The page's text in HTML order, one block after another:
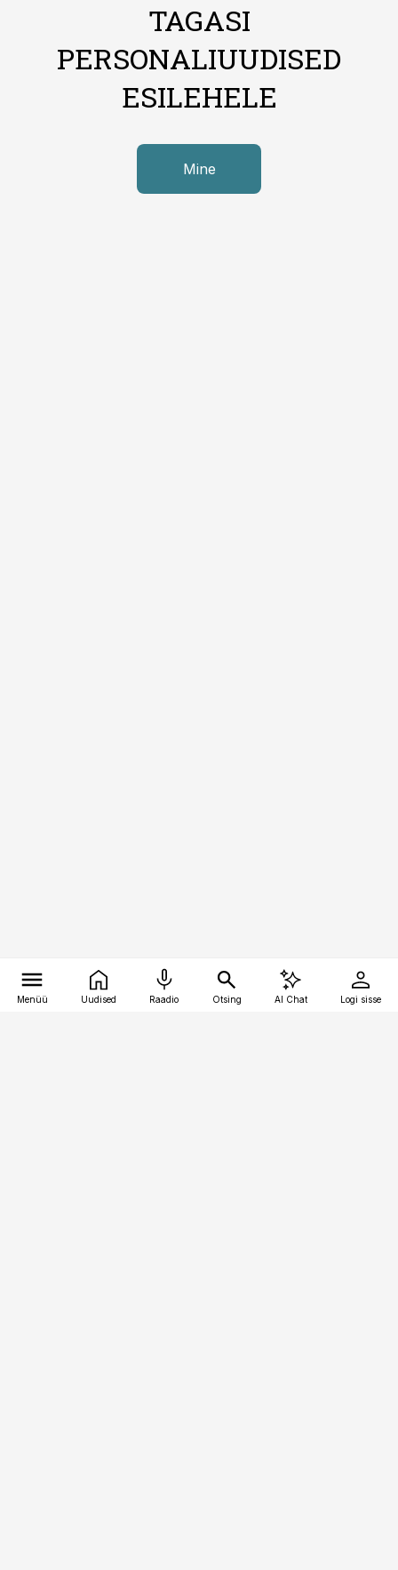
TAGASI
PERSONALIUUDISED
ESILEHELE
Mine
Menüü Uudised Raadio Otsing AI Chat Logi sisse